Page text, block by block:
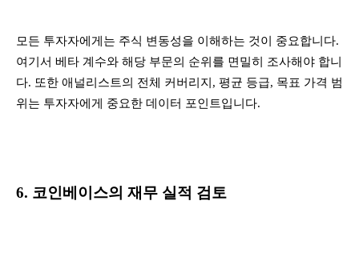
모든 투자자에게는 주식 변동성을 이해하는 것이 중요합니다.
여기서 베타 계수와 해당 부문의 순위를 면밀히 조사해야 합니
다. 또한 애널리스트의 전체 커버리지, 평균 등급, 목표 가격 범
위는 투자자에게 중요한 데이터 포인트입니다.
6. 코인베이스의 재무 실적 검토